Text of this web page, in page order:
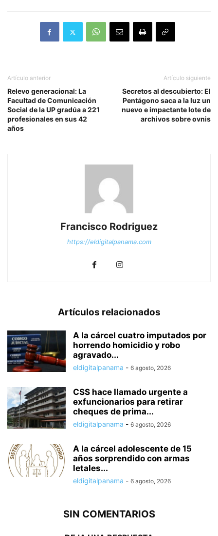
Artículo anterior
Relevo generacional: La
Facultad de Comunicación
Social de la UP gradúa a 221
profesionales en sus 42
años
Artículo siguiente
Secretos al descubierto: El
Pentágono saca a la luz un
nuevo e impactante lote de
archivos sobre ovnis
Francisco Rodriguez
https://eldigitalpanama.com
Artículos relacionados
A la cárcel cuatro imputados por
horrendo homicidio y robo
agravado...
eldigitalpanama - 6 agosto, 2026
CSS hace llamado urgente a
exfuncionarios para retirar
cheques de prima...
eldigitalpanama - 6 agosto, 2026
A la cárcel adolescente de 15
años sorprendido con armas
letales...
eldigitalpanama - 6 agosto, 2026
SIN COMENTARIOS